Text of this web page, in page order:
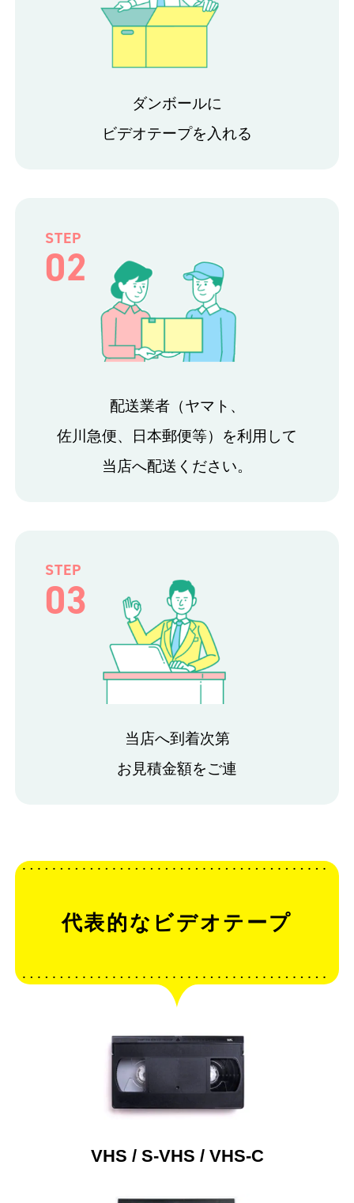
ダンボールに
ビデオテープを入れる
STEP
02
配送業者（ヤマト、
佐川急便、日本郵便等）を利用して
当店へ配送ください。
STEP
03
当店へ到着次第
お見積金額をご連
代表的なビデオテープ
VHS / S-VHS / VHS-C